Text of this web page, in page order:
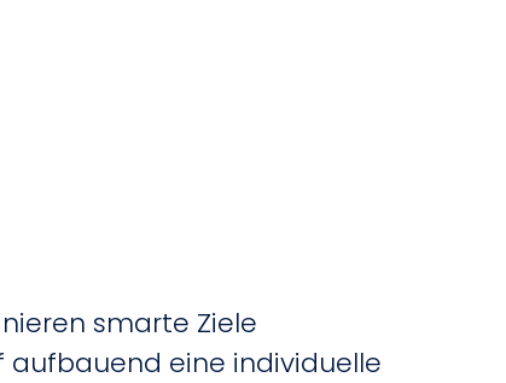
smarte Ziele
aufbauend eine individuelle